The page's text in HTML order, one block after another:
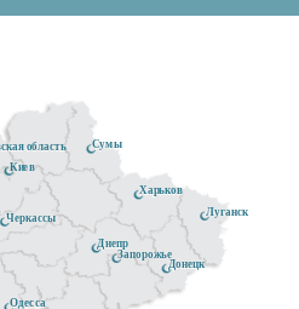
Черкассы
Сумы
Луганск
Одесса
Донецк
Киев
Днепр
область
Запорожье
Харьков